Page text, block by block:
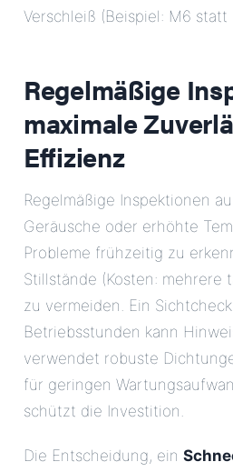
Verschleiß (Beispiel: M6 statt
Regelmäßige
maximale
Effizienz
Regelmäßige Inspektionen
Geräusche oder erhöhte
Probleme frühzeitig zu
Stillstände (Kosten: mehrere
zu vermeiden. Ein
Betriebsstunden kann
verwendet robuste
für geringen
schützt die Investition.
Die Entscheidung, ein